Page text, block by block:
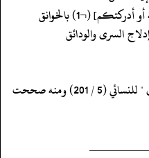
(¬1) بالخوانق
السرى والودائق
‏‏‏‏(¬1) زيادة من مطبوعة " السنن الكبرى " للنسائي (5 / 201) ومنه صححت